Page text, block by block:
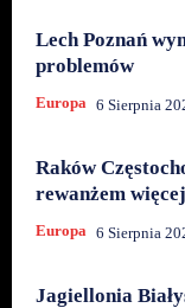
Lech Poznań
problemów
Europa 6 Sierpnia
Raków
rewanżem
Europa 6 Sierpnia
Jagiellonia